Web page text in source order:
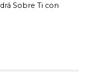
Sobre Ti con